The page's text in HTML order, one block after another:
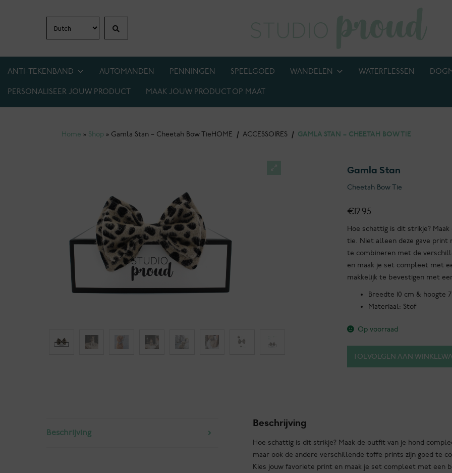
navigatie
inhoud
ANTI-TEKENBAND AUTOMANDEN PENNINGEN SPEELGOED WANDELEN WATERFLESSEN
PERSONALISEER JOUW PRODUCT MAAK JOUW PRODUCT OP MAAT
Home » Shop » Gamla Stan – Cheetah Bow TieHOME / ACCESSOIRES / GAMLA STAN – CHEETAH BOW TIE
Gamla Stan
Cheetah Bow Tie
€12.95
Hoe schattig is dit strikje?
tie. Niet alleen deze gave print
te combineren met de
en maak je set compleet met
makkelijk te bevestigen met
Breedte 10 cm & hoogte
Materiaal: Stof
Op voorraad
TOEVOEGEN AAN
Beschrijving
Beschrijving
Hoe schattig is dit strikje? Maak de outfit van je hond
maar ook de andere verschillende toffe prints zijn goed te
Kies jouw favoriete print en maak je set compleet met een